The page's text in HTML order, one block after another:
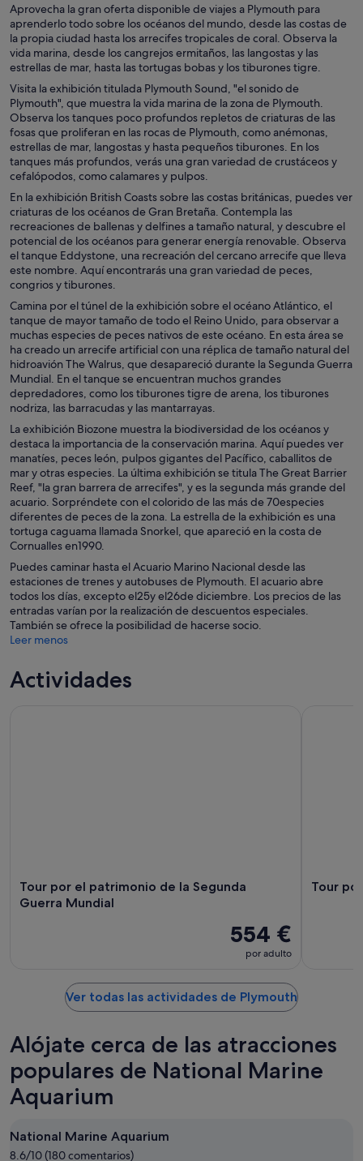
Aprovecha la gran oferta disponible de viajes a Plymouth para
aprenderlo todo sobre los océanos del mundo, desde las costas de
la propia ciudad hasta los arrecifes tropicales de coral. Observa la
vida marina, desde los cangrejos ermitaños, las langostas y las
estrellas de mar, hasta las tortugas bobas y los tiburones tigre.
Visita la exhibición titulada Plymouth Sound, "el sonido de
Plymouth", que muestra la vida marina de la zona de Plymouth.
Observa los tanques poco profundos repletos de criaturas de las
fosas que proliferan en las rocas de Plymouth, como anémonas,
estrellas de mar, langostas y hasta pequeños tiburones. En los
tanques más profundos, verás una gran variedad de crustáceos y
cefalópodos, como calamares y pulpos.
En la exhibición British Coasts sobre las costas británicas, puedes ver
criaturas de los océanos de Gran Bretaña. Contempla las
recreaciones de ballenas y delfines a tamaño natural, y descubre el
potencial de los océanos para generar energía renovable. Observa
el tanque Eddystone, una recreación del cercano arrecife que lleva
este nombre. Aquí encontrarás una gran variedad de peces,
congrios y tiburones.
Camina por el túnel de la exhibición sobre el océano Atlántico, el
tanque de mayor tamaño de todo el Reino Unido, para observar a
muchas especies de peces nativos de este océano. En esta área se
ha creado un arrecife artificial con una réplica de tamaño natural del
hidroavión The Walrus, que desapareció durante la Segunda Guerra
Mundial. En el tanque se encuentran muchos grandes
depredadores, como los tiburones tigre de arena, los tiburones
nodriza, las barracudas y las mantarrayas.
La exhibición Biozone muestra la biodiversidad de los océanos y
destaca la importancia de la conservación marina. Aquí puedes ver
manatíes, peces león, pulpos gigantes del Pacífico, caballitos de
mar y otras especies. La última exhibición se titula The Great Barrier
Reef, "la gran barrera de arrecifes", y es la segunda más grande del
acuario. Sorpréndete con el colorido de las más de 70especies
diferentes de peces de la zona. La estrella de la exhibición es una
tortuga caguama llamada Snorkel, que apareció en la costa de
Cornualles en1990.
Puedes caminar hasta el Acuario Marino Nacional desde las
estaciones de trenes y autobuses de Plymouth. El acuario abre
todos los días, excepto el25y el26de diciembre. Los precios de las
entradas varían por la realización de descuentos especiales.
También se ofrece la posibilidad de hacerse socio.
Leer menos
Actividades
Tour por el patrimonio de la Segunda
Guerra Mundial
554 €
por adulto
Tour
Ver todas las actividades de Plymouth
Alójate cerca de las atracciones
populares de National Marine
Aquarium
National Marine Aquarium
8.6/10 (180 comentarios)